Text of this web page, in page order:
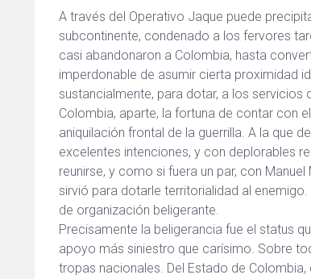
A través del Operativo Jaque puede
subcontinente, condenado a los fervores
casi abandonaron a Colombia, hasta
imperdonable de asumir cierta proximidad
sustancialmente, para dotar, a los
Colombia, aparte, la fortuna de contar con
aniquilación frontal de la guerrilla. A la que
excelentes intenciones, y con deplorables
reunirse, y como si fuera un par, con
sirvió para dotarle territorialidad al
de organización beligerante.
Precisamente la beligerancia fue el status
apoyo más siniestro que carísimo. Sobre
tropas nacionales. Del Estado de